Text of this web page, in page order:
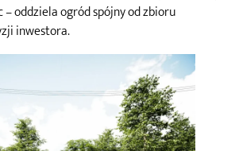
– oddziela ogród spójny od zbioru
inwestora.